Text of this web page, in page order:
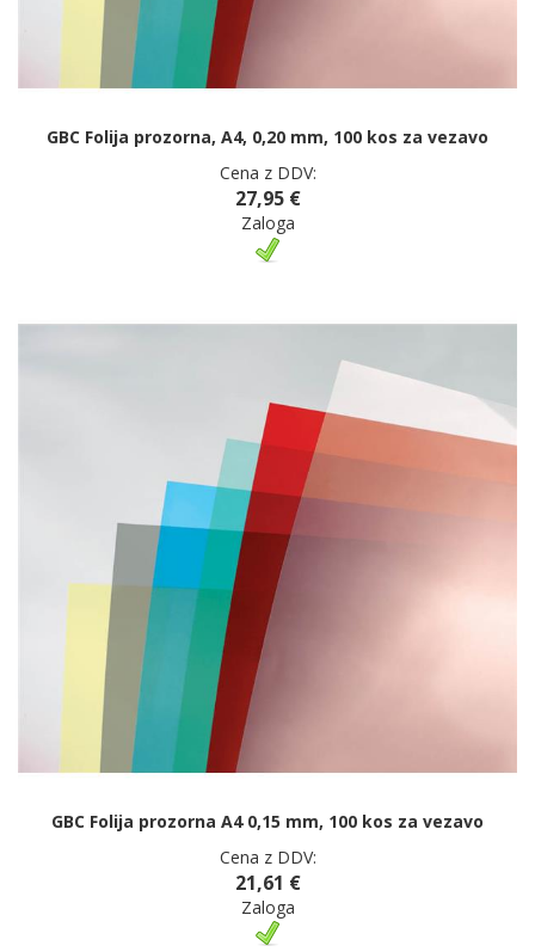
GBC Folija prozorna, A4, 0,20 mm, 100 kos za vezavo
Cena z DDV:
27,95 €
Zaloga
GBC Folija prozorna A4 0,15 mm, 100 kos za vezavo
Cena z DDV:
21,61 €
Zaloga